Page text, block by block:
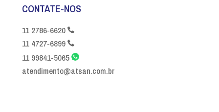
CONTATE-NOS
11 2786-6620
11 4727-6899
11 99841-5065
atendimento@atsan.com.br